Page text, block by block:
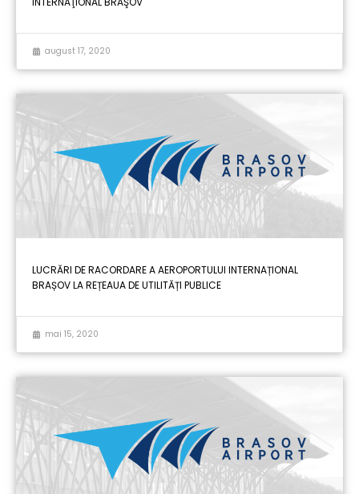
august 17, 2020
LUCRĂRI DE RACORDARE A AEROPORTULUI INTERNAȚIONAL
BRAȘOV LA REȚEAUA DE UTILITĂȚI PUBLICE
mai 15, 2020